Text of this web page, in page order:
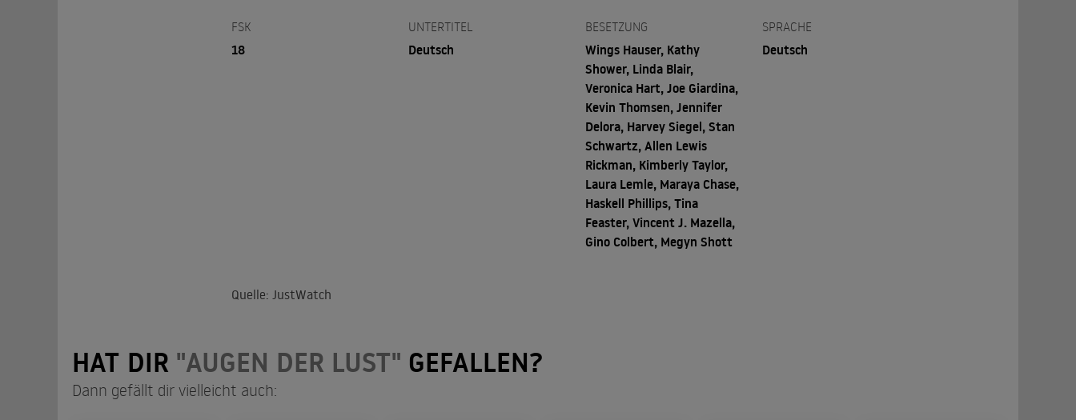
FSK
18
UNTERTITEL
Deutsch
BESETZUNG
Wings Hauser, Kathy
Shower, Linda Blair,
Veronica Hart, Joe Giardina,
Kevin Thomsen, Jennifer
Delora, Harvey Siegel, Stan
Schwartz, Allen Lewis
Rickman, Kimberly Taylor,
Laura Lemle, Maraya Chase,
Haskell Phillips, Tina
Feaster, Vincent J. Mazella,
Gino Colbert, Megyn Shott
SPRACHE
Deutsch
Quelle: JustWatch
HAT DIR "AUGEN DER LUST" GEFALLEN?
Dann gefällt dir vielleicht auch: